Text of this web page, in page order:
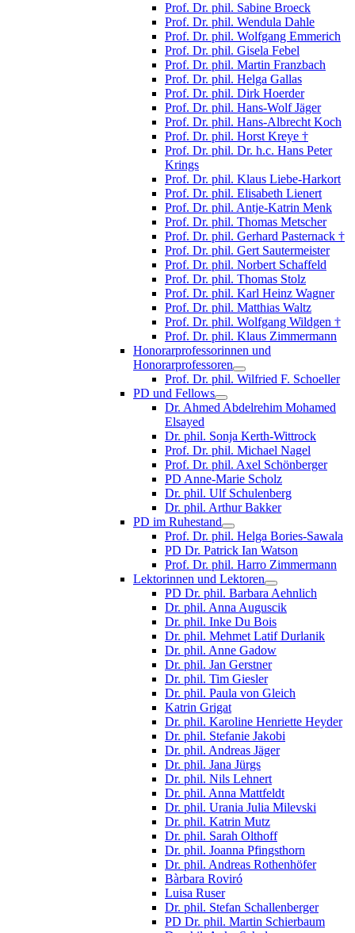
Prof. Dr. phil. Sabine Broeck
Prof. Dr. phil. Wendula Dahle
Prof. Dr. phil. Wolfgang Emmerich
Prof. Dr. phil. Gisela Febel
Prof. Dr. phil. Martin Franzbach
Prof. Dr. phil. Helga Gallas
Prof. Dr. phil. Dirk Hoerder
Prof. Dr. phil. Hans-Wolf Jäger
Prof. Dr. phil. Hans-Albrecht Koch
Prof. Dr. phil. Horst Kreye †
Prof. Dr. phil. Dr. h.c. Hans Peter
Krings
Prof. Dr. phil. Klaus Liebe-Harkort
Prof. Dr. phil. Elisabeth Lienert
Prof. Dr. phil. Antje-Katrin Menk
Prof. Dr. phil. Thomas Metscher
Prof. Dr. phil. Gerhard Pasternack †
Prof. Dr. phil. Gert Sautermeister
Prof. Dr. phil. Norbert Schaffeld
Prof. Dr. phil. Thomas Stolz
Prof. Dr. phil. Karl Heinz Wagner
Prof. Dr. phil. Matthias Waltz
Prof. Dr. phil. Wolfgang Wildgen †
Prof. Dr. phil. Klaus Zimmermann
Honorarprofessorinnen und
Honorarprofessoren
Prof. Dr. phil. Wilfried F. Schoeller
PD und Fellows
Dr. Ahmed Abdelrehim Mohamed
Elsayed
Dr. phil. Sonja Kerth-Wittrock
Prof. Dr. phil. Michael Nagel
Prof. Dr. phil. Axel Schönberger
PD Anne-Marie Scholz
Dr. phil. Ulf Schulenberg
Dr. phil. Arthur Bakker
PD im Ruhestand
Prof. Dr. phil. Helga Bories-Sawala
PD Dr. Patrick Ian Watson
Prof. Dr. phil. Harro Zimmermann
Lektorinnen und Lektoren
PD Dr. phil. Barbara Aehnlich
Dr. phil. Anna Auguscik
Dr. phil. Inke Du Bois
Dr. phil. Mehmet Latif Durlanik
Dr. phil. Anne Gadow
Dr. phil. Jan Gerstner
Dr. phil. Tim Giesler
Dr. phil. Paula von Gleich
Katrin Grigat
Dr. phil. Karoline Henriette Heyder
Dr. phil. Stefanie Jakobi
Dr. phil. Andreas Jäger
Dr. phil. Jana Jürgs
Dr. phil. Nils Lehnert
Dr. phil. Anna Mattfeldt
Dr. phil. Urania Julia Milevski
Dr. phil. Katrin Mutz
Dr. phil. Sarah Olthoff
Dr. phil. Joanna Pfingsthorn
Dr. phil. Andreas Rothenhöfer
Bàrbara Roviró
Luisa Ruser
Dr. phil. Stefan Schallenberger
PD Dr. phil. Martin Schierbaum